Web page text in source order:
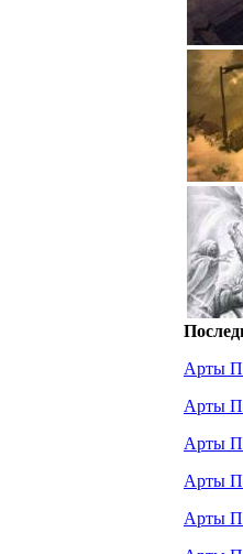
Арты
Арты
Арты
Арты
Арты